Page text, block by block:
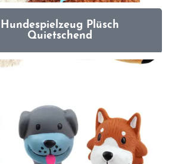
Hundespielzeug Plüsch
Quietschend